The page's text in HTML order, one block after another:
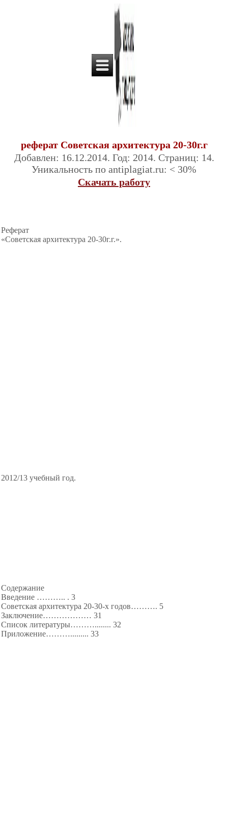
реферат Советская архитектура 20-30г.г
Добавлен: 16.12.2014. Год: 2014. Страниц: 14.
Уникальность по antiplagiat.ru: < 30%
Скачать работу
Реферат
«Советская архитектура 20-30г.г.».
2012/13 учебный год.
Содержание
Введение ……….. . 3
Советская архитектура 20-30-х годов………. 5
Заключение……………… 31
Список литературы………........ 32
Приложение………......... 33